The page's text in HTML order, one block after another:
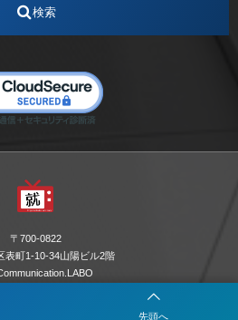
先頭へ
エスタカヤ電子工業
カイタック
キーエンス解剖
トショップ
シマプロペラ株式会社
ダム清心
パーソナルカラー診断
検索
〒700-0822
表町1-10-34山陽ビル2階
のお問合わせはこちら